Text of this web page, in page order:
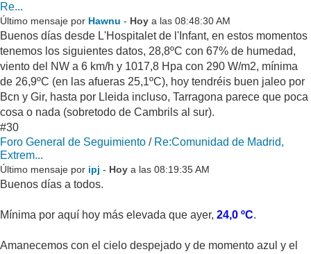
Re...
Último mensaje por Hawnu - Hoy a las 08:48:30 AM
Buenos días desde L'Hospitalet de l'Infant, en estos momentos
tenemos los siguientes datos, 28,8ºC con 67% de humedad,
viento del NW a 6 km/h y 1017,8 Hpa con 290 W/m2, mínima
de 26,9ºC (en las afueras 25,1ºC), hoy tendréis buen jaleo por
Bcn y Gir, hasta por Lleida incluso, Tarragona parece que poca
cosa o nada (sobretodo de Cambrils al sur).
#30
Foro General de Seguimiento / Re:Comunidad de Madrid,
Extrem...
Último mensaje por ipj - Hoy a las 08:19:35 AM
Buenos días a todos.
Mínima por aquí hoy más elevada que ayer, 24,0 ºC.
Amanecemos con el cielo despejado y de momento azul y el